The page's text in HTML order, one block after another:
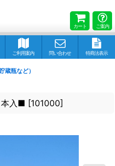
カート ご案内
ご利用案内 問い合わせ 特商法表示
蔵瓶など）
本入■ [101000]